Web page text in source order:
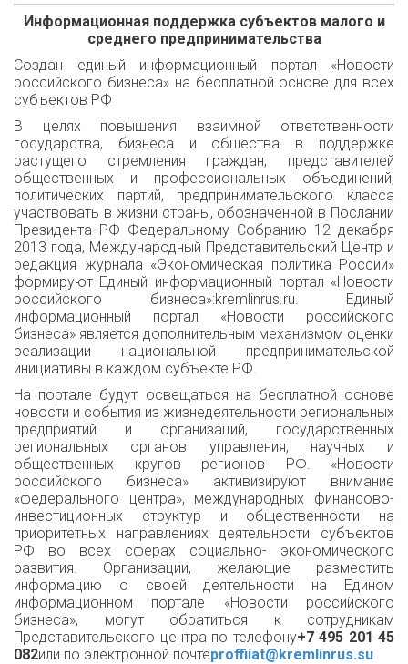
Информационная поддержка субъектов малого и
среднего предпринимательства
Создан единый информационный портал «Новости
российского бизнеса» на бесплатной основе для всех
субъектов РФ
В целях повышения взаимной ответственности
государства, бизнеса и общества в поддержке
растущего стремления граждан, представителей
общественных и профессиональных объединений,
политических партий, предпринимательского класса
участвовать в жизни страны, обозначенной в Послании
Президента РФ Федеральному Собранию 12 декабря
2013 года, Международный Представительский Центр и
редакция журнала «Экономическая политика России»
формируют Единый информационный портал «Новости
российского бизнеса»:kremlinrus.ru. Единый
информационный портал «Новости российского
бизнеса» является дополнительным механизмом оценки
реализации национальной предпринимательской
инициативы в каждом субъекте РФ.
На портале будут освещаться на бесплатной основе
новости и события из жизнедеятельности региональных
предприятий и организаций, государственных
региональных органов управления, научных и
общественных кругов регионов РФ. «Новости
российского бизнеса» активизируют внимание
«федерального центра», международных финансово-
инвестиционных структур и общественности на
приоритетных направлениях деятельности субъектов
РФ во всех сферах социально- экономического
развития. Организации, желающие разместить
информацию о своей деятельности на Едином
информационном портале «Новости российского
бизнеса», могут обратиться к сотрудникам
Представительского центра по телефону+7 495 201 45
082или по электронной почтеproffiiat@kremlinrus.su